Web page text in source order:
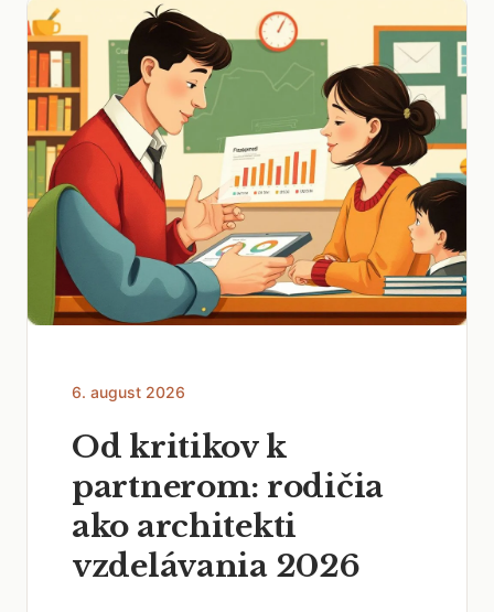
6. august 2026
Od kritikov k
partnerom: rodičia
ako architekti
vzdelávania 2026